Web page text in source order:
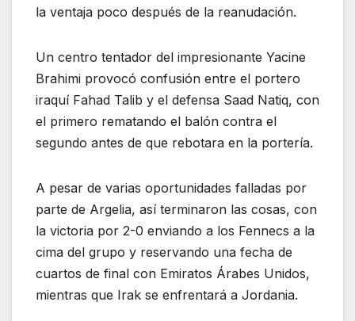
la ventaja poco después de la reanudación.
Un centro tentador del impresionante Yacine
Brahimi provocó confusión entre el portero
iraquí Fahad Talib y el defensa Saad Natiq, con
el primero rematando el balón contra el
segundo antes de que rebotara en la portería.
A pesar de varias oportunidades falladas por
parte de Argelia, así terminaron las cosas, con
la victoria por 2-0 enviando a los Fennecs a la
cima del grupo y reservando una fecha de
cuartos de final con Emiratos Árabes Unidos,
mientras que Irak se enfrentará a Jordania.